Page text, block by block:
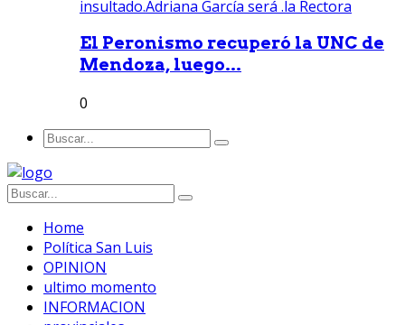
El Peronismo recuperó la UNC de
Mendoza, luego...
0
Home
Política San Luis
OPINION
ultimo momento
INFORMACION